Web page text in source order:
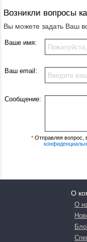
Возникли вопросы
Вы можете задать Ваш
Ваше имя:
Ваш email:
Сообщение:
* Отправляя вопрос,
О
О